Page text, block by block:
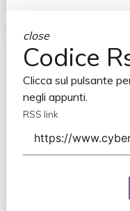
close
Codice
Clicca sul pulsante
negli appunti.
RSS link